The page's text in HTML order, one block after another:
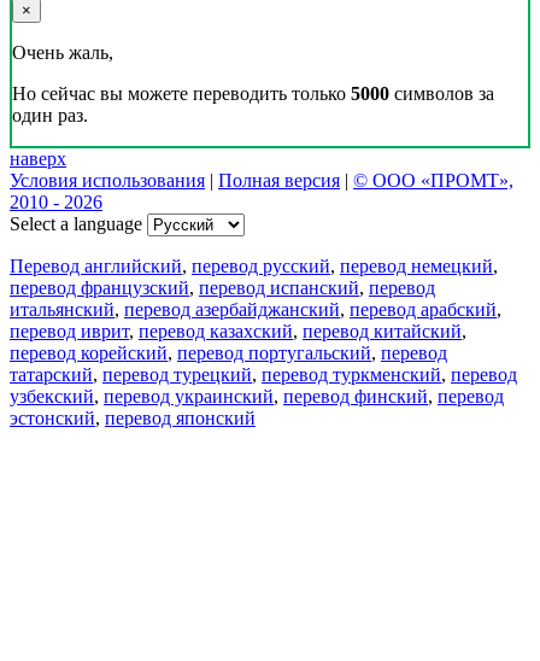
×
Очень жаль,
Но сейчас вы можете переводить только 5000 символов за
один раз.
наверх
Условия использования | Полная версия | © ООО «ПРОМТ»,
2010 - 2026
Select a language
Перевод английский, перевод русский, перевод немецкий,
перевод французский, перевод испанский, перевод
итальянский, перевод азербайджанский, перевод арабский,
перевод иврит, перевод казахский, перевод китайский,
перевод корейский, перевод португальский, перевод
татарский, перевод турецкий, перевод туркменский, перевод
узбекский, перевод украинский, перевод финский, перевод
эстонский, перевод японский